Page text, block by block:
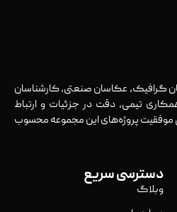
گرافیک، عکاسان صنعتی، کارشناسان
تیمی، دقت در جزئیات و ارتباط
موفقیت پروژه‌های این مجموعه محسوب
دسترسی سریع
وبلاگ